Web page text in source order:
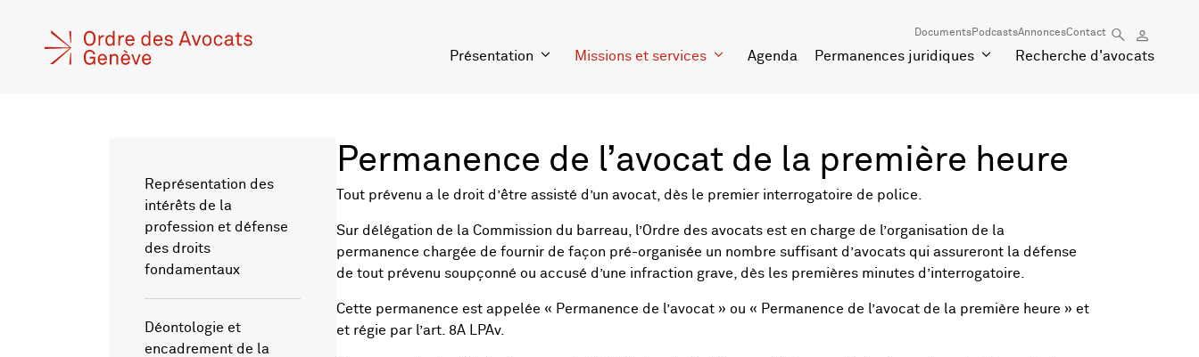
DocumentsPodcastsAnnoncesContact
Présentation Missions et services Agenda Permanences juridiques Recherche d'avocats
Représentation des
intérêts de la
profession et défense
des droits
fondamentaux
Déontologie et
encadrement de la
Permanence de l’avocat de la première heure
Tout prévenu a le droit d’être assisté d’un avocat, dès le premier interrogatoire de police.
Sur délégation de la Commission du barreau, l’Ordre des avocats est en charge de l’organisation de la
permanence chargée de fournir de façon pré-organisée un nombre suffisant d’avocats qui assureront la défense
de tout prévenu soupçonné ou accusé d’une infraction grave, dès les premières minutes d’interrogatoire.
Cette permanence est appelée « Permanence de l’avocat » ou « Permanence de l’avocat de la première heure » et
et régie par l’art. 8A LPAv.